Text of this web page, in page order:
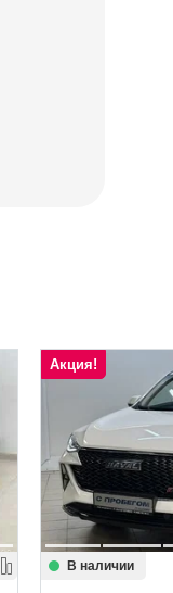
Акция!
В наличии